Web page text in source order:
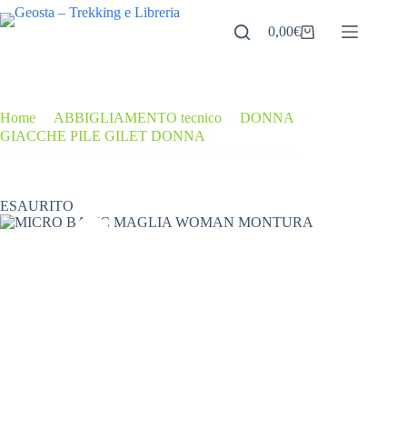
Salta
al
Carrello
0,00€
Home ABBIGLIAMENTO tecnico DONNA
GIACCHE PILE GILET DONNA
ESAURITO